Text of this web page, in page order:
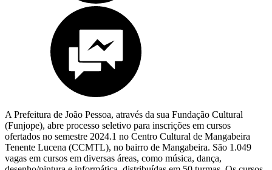
A Prefeitura de João Pessoa, através da sua Fundação Cultural
(Funjope), abre processo seletivo para inscrições em cursos
ofertados no semestre 2024.1 no Centro Cultural de Mangabeira
Tenente Lucena (CCMTL), no bairro de Mangabeira. São 1.049
vagas em cursos em diversas áreas, como música, dança,